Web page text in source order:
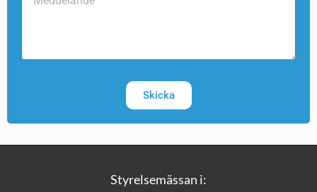
Skicka
Styrelsemässan i: